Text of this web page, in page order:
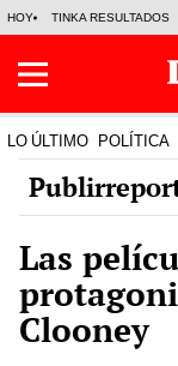
HOY TINKA RESULTADOS
LO ÚLTIMO POLÍTICA
Las
Clooney